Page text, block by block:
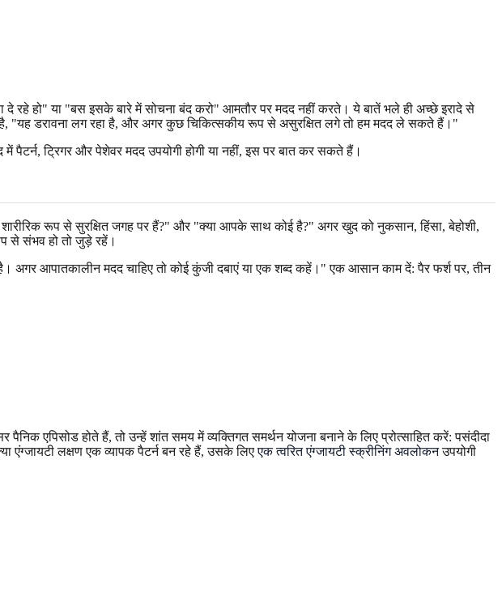
हो" या "बस इसके बारे में सोचना बंद करो" आमतौर पर मदद नहीं करते। ये बातें भले ही अच्छे इरादे से
"यह डरावना लग रहा है, और अगर कुछ चिकित्सकीय रूप से असुरक्षित लगे तो हम मदद ले सकते हैं।"
ट्रिगर और पेशेवर मदद उपयोगी होगी या नहीं, इस पर बात कर सकते हैं।
रूप से सुरक्षित जगह पर हैं?" और "क्या आपके साथ कोई है?" अगर खुद को नुकसान, हिंसा, बेहोशी,
से संभव हो तो जुड़े रहें।
आपातकालीन मदद चाहिए तो कोई कुंजी दबाएं या एक शब्द कहें।" एक आसान काम दें: पैर फर्श पर, तीन
एपिसोड होते हैं, तो उन्हें शांत समय में व्यक्तिगत समर्थन योजना बनाने के लिए प्रोत्साहित करें: पसंदीदा
एंग्जायटी लक्षण एक व्यापक पैटर्न बन रहे हैं, उसके लिएएक त्वरित एंग्जायटी स्क्रीनिंग अवलोकनउपयोगी